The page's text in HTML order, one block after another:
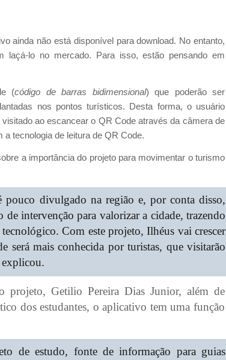
ainda não está disponível para download. No entanto,
laçá-lo no mercado. Para isso, estão pensando em
(código de barras bidimensional) que poderão ser
nos pontos turísticos. Desta forma, o usuário
ao escancear o QR Code através da câmera de
tecnologia de leitura de QR Code.
a importância do projeto para movimentar o turismo
pouco divulgado na região e, por conta disso,
intervenção para valorizar a cidade, trazendo
Com este projeto, Ilhéus vai crescer
será mais conhecida por turistas, que visitarão
projeto, Getilio Pereira Dias Junior, além de
dos estudantes, o aplicativo tem uma função
de estudo, fonte de informação para guias